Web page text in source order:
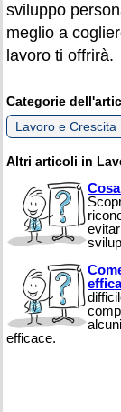
sviluppo
meglio a
lavoro ti offrirà.
Categorie
Lavoro e Crescita
Altri articoli in
efficace.